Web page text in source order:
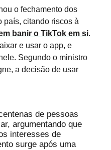
o fechamento dos
país, citando riscos à
banir o TikTok em si.
e usar o app, e
Segundo o ministro
a decisão de usar
de pessoas
argumentando que
interesses de
surge após uma